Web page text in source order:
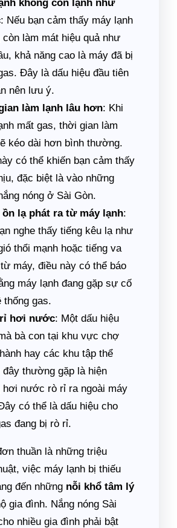
không còn lạnh như
: Nếu bạn cảm thấy máy lạnh
còn làm mát hiệu quả như
khả năng cao là máy đã bị
Đây là dấu hiệu đầu tiên
nên lưu ý.
làm lạnh lâu hơn: Khi
mất gas, thời gian làm
kéo dài hơn bình thường.
có thể khiến bạn cảm thấy
đặc biệt là vào những
nóng ở Sài Gòn.
ồn lạ phát ra từ máy lạnh:
nghe thấy tiếng kêu lạ như
thổi mạnh hoặc tiếng va
máy, điều này có thể báo
máy lạnh đang gặp sự cố
thống gas.
hơi nước: Một dấu hiệu
bà con tại khu vực chợ
hay các khu tập thể
đây thường gặp là hiện
nước rò rỉ ra ngoài máy
có thể là dấu hiệu cho
đang bị rò rỉ.
thuần là những triệu
việc máy lạnh bị thiếu
đến những nỗi khổ tâm lý
gia đình. Nắng nóng Sài
nhiều gia đình phải bật